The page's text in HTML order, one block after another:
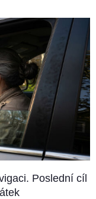
Poslední cíl